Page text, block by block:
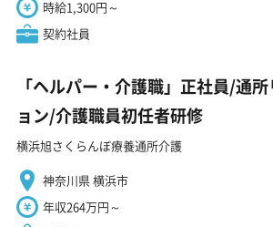
時給1,300円～
契約社員
「ヘルパー・介護職」正社員/通
ョン/介護職員初任者研修
横浜旭さくらんぼ療養通所介護
神奈川県 横浜市
年収264万円～